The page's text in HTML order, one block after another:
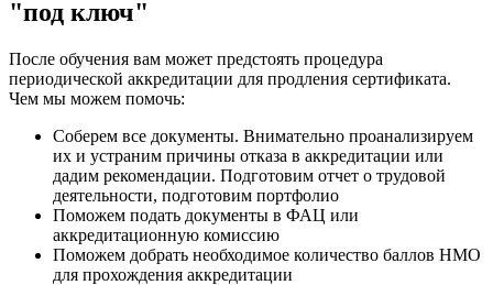
"под ключ"
После обучения вам может предстоять процедура
периодической аккредитации для продления сертификата.
Чем мы можем помочь:
Соберем все документы. Внимательно проанализируем
их и устраним причины отказа в аккредитации или
дадим рекомендации. Подготовим отчет о трудовой
деятельности, подготовим портфолио
Поможем подать документы в ФАЦ или
аккредитационную комиссию
Поможем добрать необходимое количество баллов НМО
для прохождения аккредитации